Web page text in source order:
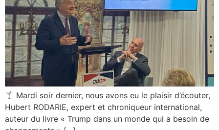
Mardi soir dernier, nous avons eu le plaisir d’écouter,
Hubert RODARIE, expert et chroniqueur international,
auteur du livre « Trump dans un monde qui a besoin de